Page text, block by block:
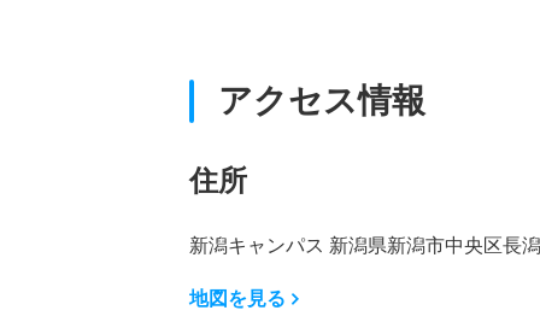
アクセス情報
住所
新潟キャンパス 新潟県新潟市中央区長
地図を見る